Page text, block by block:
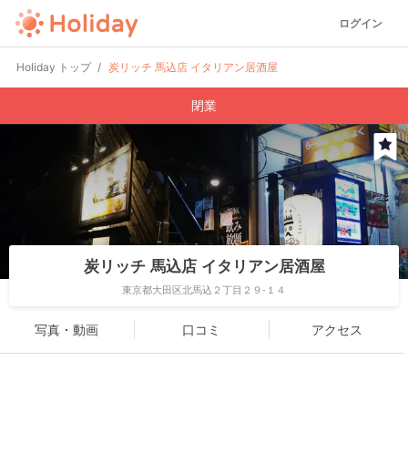
ログイン
Holiday トップ 炭リッチ 馬込店 イタリアン居酒屋
閉業
炭リッチ 馬込店 イタリアン居酒屋
東京都大田区北馬込２丁目２９-１４
写真・動画 口コミ アクセス